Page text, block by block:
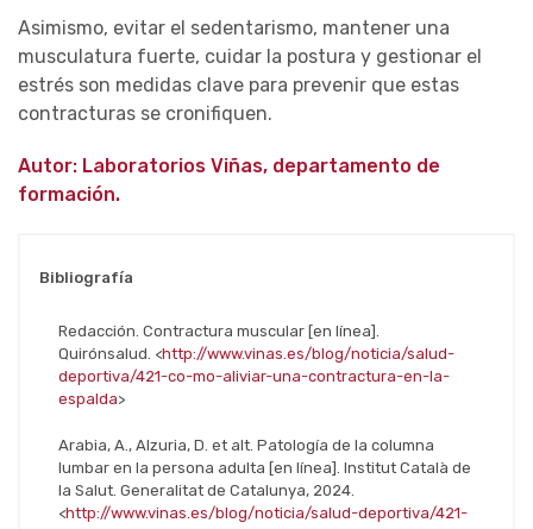
Asimismo, evitar el sedentarismo, mantener una
musculatura fuerte, cuidar la postura y gestionar el
estrés son medidas clave para prevenir que estas
contracturas se cronifiquen.
Autor: Laboratorios Viñas, departamento de
formación.
Bibliografía
Redacción. Contractura muscular [en línea].
Quirónsalud <http://www.vinas.es/blog/noticia/salud-
deportiva/421-co-mo-aliviar-una-contractura-en-la-
espalda>
Arabia, A., Alzuria, D. et alt Patología de la columna
lumbar en la persona adulta [en línea]. Institut Català de
la Salut . Generalitat de Catalunya, 2024.
<http://www.vinas.es/blog/noticia/salud-deportiva/421-